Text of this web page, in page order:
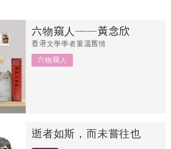
雅共賞 字裏科技
六物窺人──黃念欣
香港文學學者重溫舊情
六物窺人
逝者如斯，而未嘗往也